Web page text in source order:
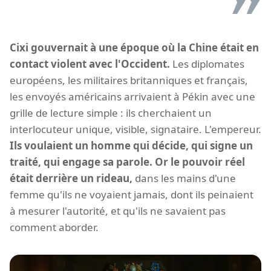
Cixi gouvernait à une époque où la Chine était en
contact violent avec l'Occident. Les diplomates
européens, les militaires britanniques et français,
les envoyés américains arrivaient à Pékin avec une
grille de lecture simple : ils cherchaient un
interlocuteur unique, visible, signataire. L'empereur.
Ils voulaient un homme qui décide, qui signe un
traité, qui engage sa parole. Or le pouvoir réel
était derrière un rideau, dans les mains d'une
femme qu'ils ne voyaient jamais, dont ils peinaient
à mesurer l'autorité, et qu'ils ne savaient pas
comment aborder.